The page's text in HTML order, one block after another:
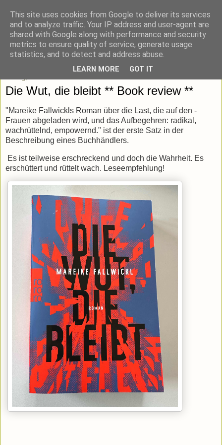
blick-punkt[e..]
Momentaufnahmen von unterwegs & daheim.
Die Wut, die bleibt ** Book review **
"Mareike Fallwickls Roman über die Last, die auf den ­
Frauen ­abgeladen wird, und das Aufbegehren: ­radikal,
wachrüttelnd, empowernd." ist der erste Satz in der
Beschreibung eines Buchhändlers.
Es ist teilweise erschreckend und doch die Wahrheit. Es
erschüttert und rüttelt wach. Leseempfehlung!
This site uses cookies from Google to deliver its services
and to analyze traffic. Your IP address and user-agent are
shared with Google along with performance and security
metrics to ensure quality of service, generate usage
statistics, and to detect and address abuse.
LEARN MORE GOT IT